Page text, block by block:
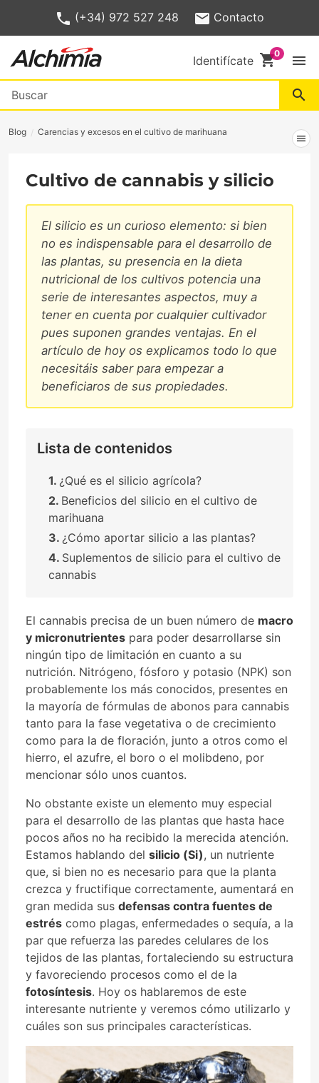
(+34) 972 527 248 Contacto
Identifícate shopping_cart menu
search
Blog Carencias y excesos en el cultivo de marihuana
menu
Cultivo de cannabis y silicio
El silicio es un curioso elemento: si bien
no es indispensable para el desarrollo de
las plantas, su presencia en la dieta
nutricional de los cultivos potencia una
serie de interesantes aspectos, muy a
tener en cuenta por cualquier cultivador
pues suponen grandes ventajas. En el
artículo de hoy os explicamos todo lo que
necesitáis saber para empezar a
beneficiaros de sus propiedades.
Lista de contenidos
¿Qué es el silicio agrícola?
Beneficios del silicio en el cultivo de
marihuana
¿Cómo aportar silicio a las plantas?
Suplementos de silicio para el cultivo de
cannabis
El cannabis precisa de un buen número de macro
y micronutrientes para poder desarrollarse sin
ningún tipo de limitación en cuanto a su
nutrición. Nitrógeno, fósforo y potasio (NPK) son
probablemente los más conocidos, presentes en
la mayoría de fórmulas de abonos para cannabis
tanto para la fase vegetativa o de crecimiento
como para la de floración, junto a otros como el
hierro, el azufre, el boro o el molibdeno, por
mencionar sólo unos cuantos.
No obstante existe un elemento muy especial
para el desarrollo de las plantas que hasta hace
pocos años no ha recibido la merecida atención.
Estamos hablando del silicio (Si), un nutriente
que, si bien no es necesario para que la planta
crezca y fructifique correctamente, aumentará en
gran medida sus defensas contra fuentes de
estrés como plagas, enfermedades o sequía, a la
par que refuerza las paredes celulares de los
tejidos de las plantas, fortaleciendo su estructura
y favoreciendo procesos como el de la
fotosíntesis. Hoy os hablaremos de este
interesante nutriente y veremos cómo utilizarlo y
cuáles son sus principales características.